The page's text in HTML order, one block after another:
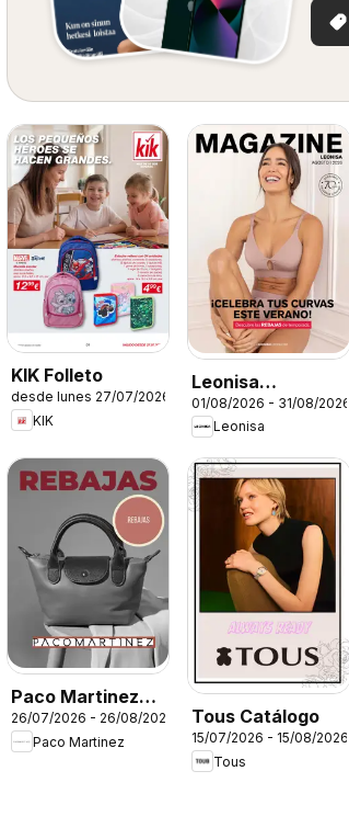
KIK Folleto
desde lunes 27/07/2026
KIK
Leonisa
Magazine
01/08/2026 - 31/08/2026
Leonisa
Paco Martinez
Folleto
26/07/2026 - 26/08/2026
Paco Martinez
Tous Catálogo
15/07/2026 - 15/08/2026
Tous